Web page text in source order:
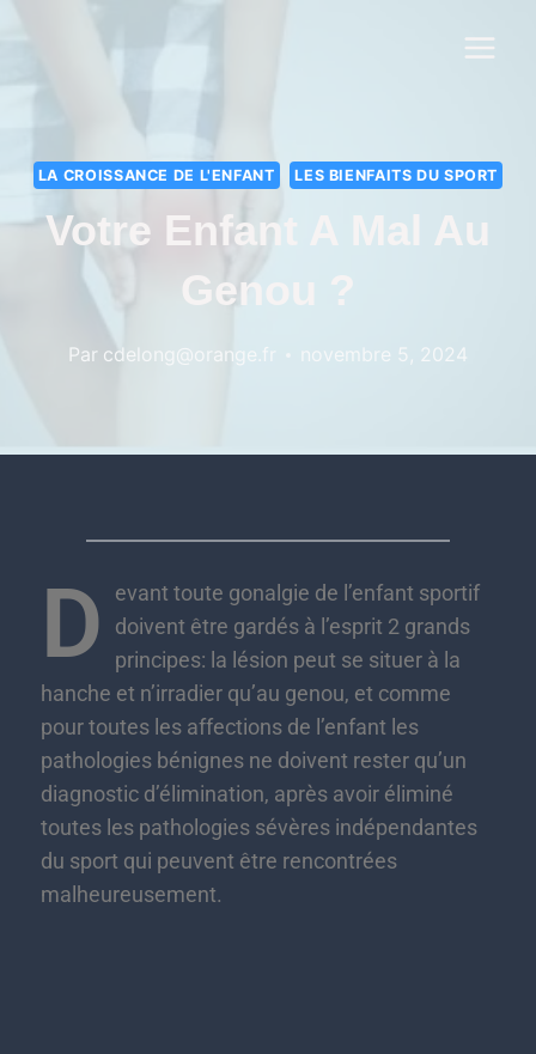
LA CROISSANCE DE L'ENFANT LES BIENFAITS DU SPORT
Votre Enfant A Mal Au
Genou ?
Par cdelong@orange.fr novembre 5, 2024
D
evant toute gonalgie de l’enfant sportif
doivent être gardés à l’esprit 2 grands
principes: la lésion peut se situer à la
hanche et n’irradier qu’au genou, et comme
pour toutes les affections de l’enfant les
pathologies bénignes ne doivent rester qu’un
diagnostic d’élimination, après avoir éliminé
toutes les pathologies sévères indépendantes
du sport qui peuvent être rencontrées
malheureusement.